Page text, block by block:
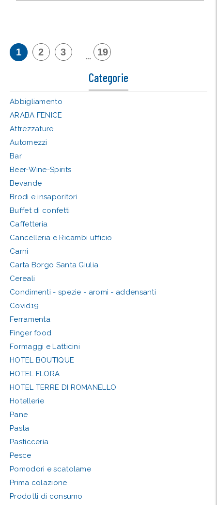
1 2 3 ... 19
Categorie
Abbigliamento
ARABA FENICE
Attrezzature
Automezzi
Bar
Beer-Wine-Spirits
Bevande
Brodi e insaporitori
Buffet di confetti
Caffetteria
Cancelleria e Ricambi ufficio
Carni
Carta Borgo Santa Giulia
Cereali
Condimenti - spezie - aromi - addensanti
Covid19
Ferramenta
Finger food
Formaggi e Latticini
HOTEL BOUTIQUE
HOTEL FLORA
HOTEL TERRE DI ROMANELLO
Hotellerie
Pane
Pasta
Pasticceria
Pesce
Pomodori e scatolame
Prima colazione
Prodotti di consumo